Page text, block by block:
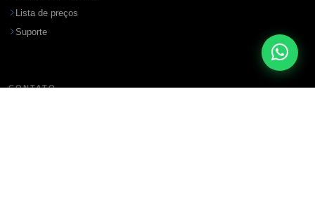
Lista de preços
Suporte
CONTATO